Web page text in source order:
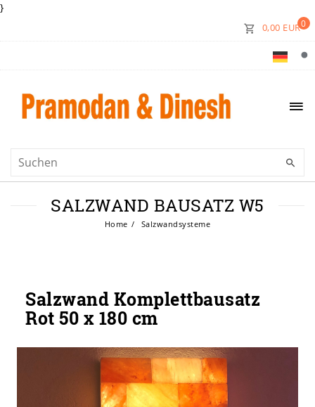
}
0
0,00 EUR
SALZWAND BAUSATZ W5
Home Salzwandsysteme
Salzwand Komplettbausatz
Rot 50 x 180 cm